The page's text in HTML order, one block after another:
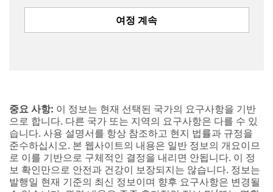
수 있습니다. 관련 내용은 종종 추가적인 정보 및/또는 명확
하게 하기 위한 정보가 수반되므로 이 정보에 단독으로 의존
회사소개
뉴스